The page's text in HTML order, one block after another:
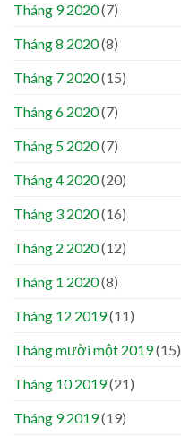
Tháng 9 2020(7)
Tháng 8 2020(8)
Tháng 7 2020(15)
Tháng 6 2020(7)
Tháng 5 2020(7)
Tháng 4 2020(20)
Tháng 3 2020(16)
Tháng 2 2020(12)
Tháng 1 2020(8)
Tháng 12 2019(11)
Tháng mười một 2019(15)
Tháng 10 2019(21)
Tháng 9 2019(19)